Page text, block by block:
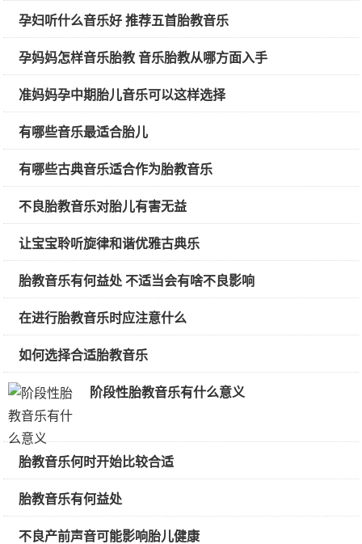
孕妇听什么音乐好 推荐五首胎教音乐
孕妈妈怎样音乐胎教 音乐胎教从哪方面入手
准妈妈孕中期胎儿音乐可以这样选择
有哪些音乐最适合胎儿
有哪些古典音乐适合作为胎教音乐
不良胎教音乐对胎儿有害无益
让宝宝聆听旋律和谐优雅古典乐
胎教音乐有何益处 不适当会有啥不良影响
在进行胎教音乐时应注意什么
如何选择合适胎教音乐
阶段性胎教音乐有什么意义
胎教音乐何时开始比较合适
胎教音乐有何益处
不良产前声音可能影响胎儿健康